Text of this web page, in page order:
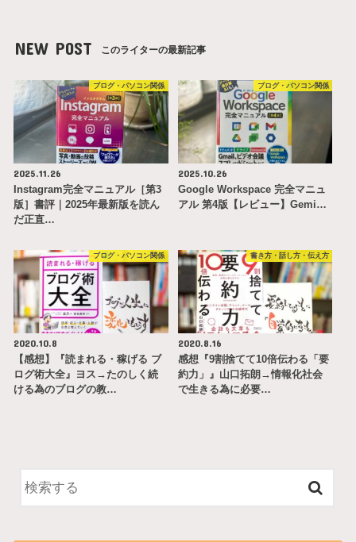
NEW POST このライターの最新記事
ブログ・パソコン関係
2025.11.26
Instagram完全マニュアル［第3
版］書評｜2025年最新版を読ん
だ正直…
ブログ・パソコン関係
2025.10.26
Google Workspace 完全マニュ
アル 第4版【レビュー】Gemi…
ブログ・パソコン関係
2020.10.8
【感想】『読まれる・稼げる ブ
ログ術大全』ヨス→たのしく続
ける為のブログの教…
書き方・話し方・伝え方
2020.8.16
感想『9割捨てて10倍伝わる「要
約力」』山口拓朗→情報化社会
で生きる為に必要…